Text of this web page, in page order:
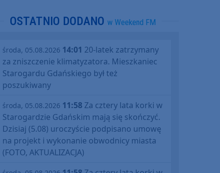
OSTATNIO DODANO w Weekend FM
środa, 05.08.2026 14:01 20-latek zatrzymany
za zniszczenie klimatyzatora. Mieszkaniec
Starogardu Gdańskiego był też
poszukiwany
środa, 05.08.2026 11:58 Za cztery lata korki w
Starogardzie Gdańskim mają się skończyć.
Dzisiaj (5.08) uroczyście podpisano umowę
na projekt i wykonanie obwodnicy miasta
(FOTO, AKTUALIZACJA)